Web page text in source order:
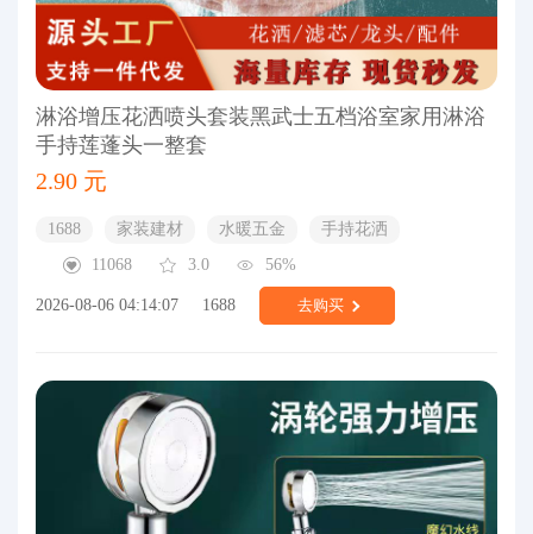
淋浴增压花洒喷头套装黑武士五档浴室家用淋浴
手持莲蓬头一整套
2.90 元
1688 家装建材 水暖五金
手持花洒
11068
3.0 56%
2026-08-06 04:14:07 1688 去购买